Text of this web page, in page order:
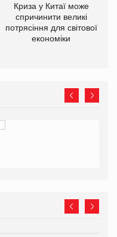
Криза у Китаї може
спричинити великі
потрясіння для світової
економіки